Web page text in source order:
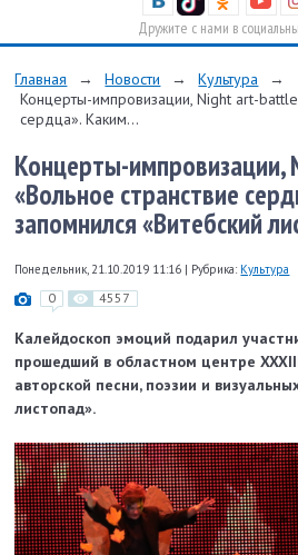
Дружите с нами в
Главная → Новости → Культура
→
Концерты-импровизации, Night art-
сердца». Каким...
Концерты-
«Вольное странствие
запомнился «Витебский
Понедельник, 21.10.2019 11:16 | Рубрика: Культура
0 4557
Калейдоскоп эмоций подарил
прошедший в областном центре
авторской песни, поэзии и
листопад».